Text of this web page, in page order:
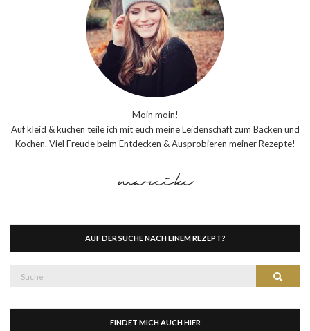
Moin moin!
Auf kleid & kuchen teile ich mit euch meine Leidenschaft zum Backen und
Kochen. Viel Freude beim Entdecken & Ausprobieren meiner Rezepte!
AUF DER SUCHE NACH EINEM REZEPT?
Suche
FINDET MICH AUCH HIER